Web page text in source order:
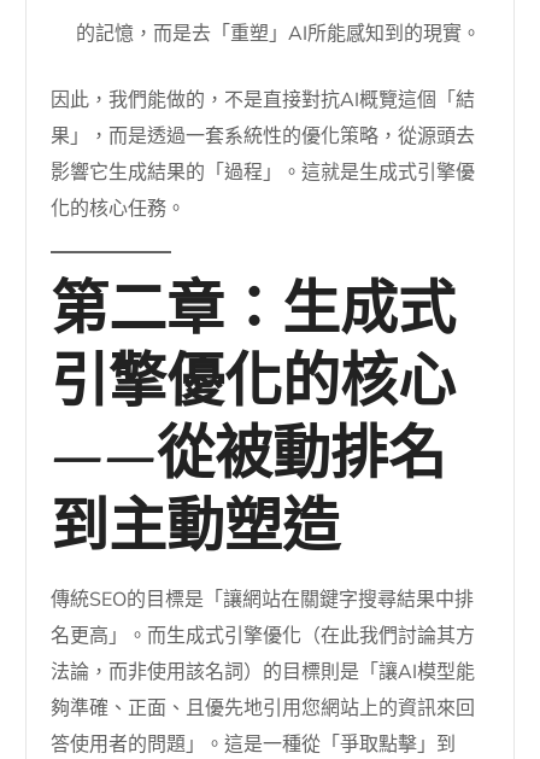
的記憶，而是去「重塑」AI所能感知到的現實。
因此，我們能做的，不是直接對抗AI概覽這個「結
果」，而是透過一套系統性的優化策略，從源頭去
影響它生成結果的「過程」。這就是生成式引擎優
化的核心任務。
第二章：生成式
引擎優化的核心
——從被動排名
到主動塑造
傳統SEO的目標是「讓網站在關鍵字搜尋結果中排
名更高」。而生成式引擎優化（在此我們討論其方
法論，而非使用該名詞）的目標則是「讓AI模型能
夠準確、正面、且優先地引用您網站上的資訊來回
答使用者的問題」。這是一種從「爭取點擊」到